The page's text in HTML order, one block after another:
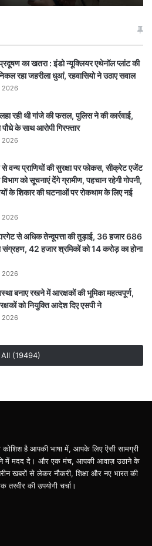
का खतरा : इंडो न्यूक्लियर एथेनॉल प्लांट की
रहा जहरीला धुआं, रहवासियो ने उठाए सवाल
2026
रही थी गांजे की फसल, पुलिस ने की कार्रवाई,
के साथ आरोपी गिरफ्तार
2026
वन्य प्राणियों की सुरक्षा पर फोकस, सीक्रेट एजेंट
को सूचनाएं देेंगे ग्रामीण, पहचान रहेगी गोपनी,
के शिकार की घटनाओं पर रोकथाम के लिए नई
2026
से अधिक तेन्दूपत्ता की तुड़ाई, 36 हजार 686
संग्रहण, 42 हजार श्रमिकों को 14 करोड़ का होना
2026
बनाए रखने में आरक्षकों की भूमिका महत्वपूर्ण,
को नियुक्ति आदेश दिए एसपी ने
2026
All (19494)
है आपकी भाषा में, आपके लिए ऎसी सामग्री
में मदद दे। और एक मंच, आपकी आवाज़ उठाने के
खबरों से लेकर नौकरी, शिक्षा और नए भारत की
तस्वीर की उपयोगी चर्चा।